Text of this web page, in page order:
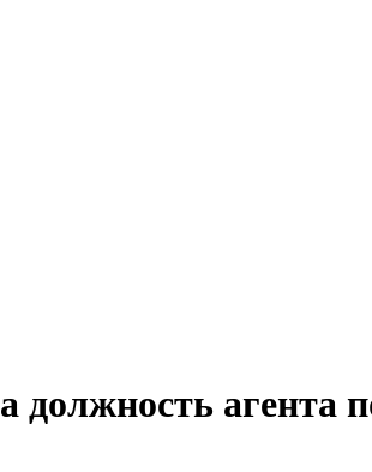
должность агента